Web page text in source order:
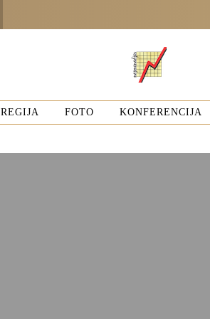
REGIJA FOTO KONFERENCIJA